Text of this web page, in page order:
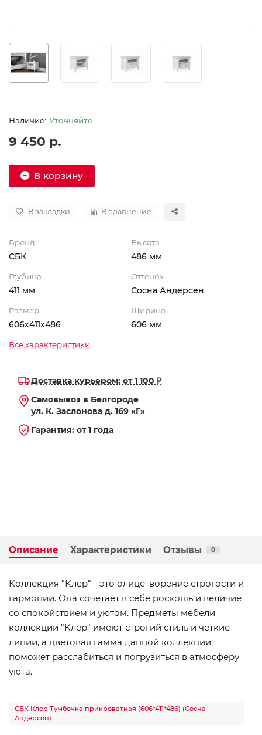
Уточняйте
9 450 р.
В корзину
В закладки В сравнение
Бренд
СБК
Высота
486 мм
Глубина
411 мм
Оттенок
Сосна Андерсен
Размер
606х411х486
Ширина
606 мм
Все характеристики
Доставка курьером: от 1 100 ₽
Самовывоз в Белгороде
ул. К. Заслонова д. 169 «Г»
Гарантия: от 1 года
Описание Характеристики Отзывы 0
Коллекция "Клер" - это олицетворение строгости и
гармонии. Она сочетает в себе роскошь и величие
со спокойствием и уютом. Предметы мебели
коллекции "Клер" имеют строгий стиль и четкие
линии, а цветовая гамма данной коллекции,
поможет расслабиться и погрузиться в атмосферу
уюта.
СБК Клер Тумбочка прикроватная (606*411*486) (Сосна
Андерсон)